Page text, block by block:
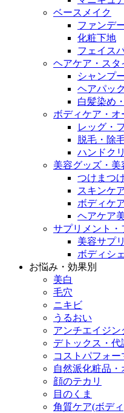
ベースメイク
ファンデ
化粧下地
フェイス
ヘアケア・スタ
シャンプ
ヘアパッ
白髪染め
ボディケア・オ
レッグ・
脱毛・除
ハンドク
美容グッズ・美
つけまつ
スキンケ
ボディケ
ヘアケア
サプリメント・
美容サプ
ボディシ
お悩み・効果別
美白
毛穴
ニキビ
うるおい
アンチエイジン
デトックス・代
コストパフォー
自然派化粧品・
顔のテカリ
目のくま
角質ケア(ボデ